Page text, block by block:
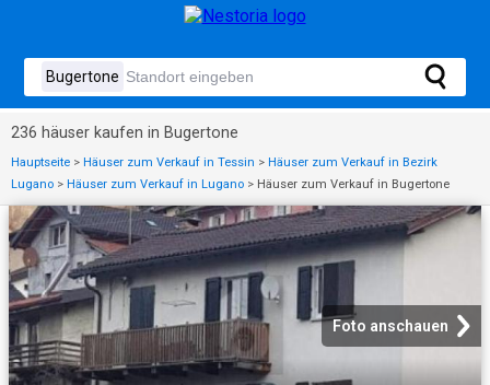
236 häuser kaufen in Bugertone
Hauptseite > Häuser zum Verkauf in Tessin > Häuser zum Verkauf in Bezirk
Lugano > Häuser zum Verkauf in Lugano > Häuser zum Verkauf in Bugertone
Foto anschauen